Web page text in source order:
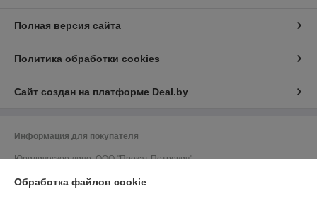
Полная версия сайта
Политика обработки cookies
Сайт создан на платформе Deal.by
Информация для покупателя
Юридическое лицо:ООО "Прокат Петрович"
Обработка файлов cookie